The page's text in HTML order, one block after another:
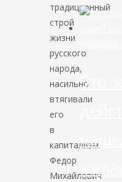
традиционный
строй
жизни
русского
народа,
насильно
втягивали
его
в
капитализм.
Федор
Михайлович
Это